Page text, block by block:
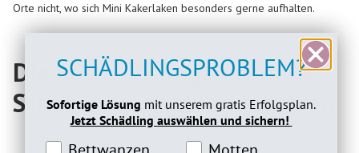
Orte nicht, wo sich Mini Kakerlaken besonders gerne aufhalten.
Die beste Lösung: Patronus
Schabengel gezielt einsetzen
SCHÄDLINGSPROBLEM?
Sofortige Lösung mit unserem gratis Erfolgsplan.
Jetzt Schädling auswählen und sichern!
BettwanzeninteresseMotteninteresse